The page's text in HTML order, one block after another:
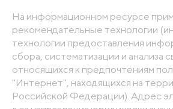
На информационном ресурсе
рекомендательные технологии
технологии предоставления
сбора, систематизации и анализа
относящихся к предпочтениям
"Интернет", находящихся на
Российской Федерации). Адрес